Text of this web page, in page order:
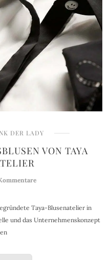
DER LADY
VON TAYA B
Taya-Blusenatelier in
und das Unternehmenskonzept